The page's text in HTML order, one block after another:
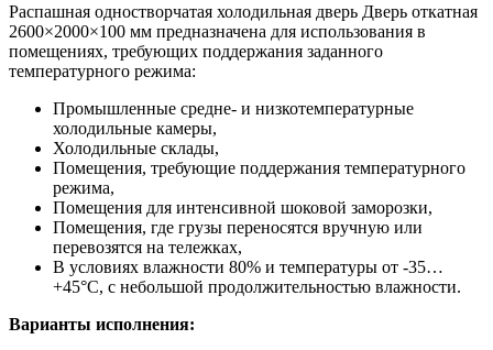
Распашная одностворчатая холодильная дверь Дверь откатная
2600×2000×100 мм предназначена для использования в
помещениях, требующих поддержания заданного
температурного режима:
Промышленные средне- и низкотемпературные
холодильные камеры,
Холодильные склады,
Помещения, требующие поддержания температурного
режима,
Помещения для интенсивной шоковой заморозки,
Помещения, где грузы переносятся вручную или
перевозятся на тележках,
В условиях влажности 80% и температуры от -35…
+45°С, с небольшой продолжительностью влажности.
Варианты исполнения: